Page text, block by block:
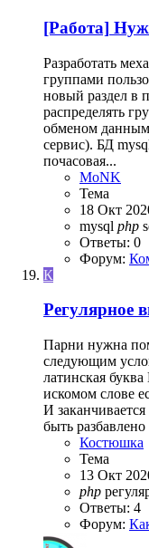
[Работа]
Разработать
группами
новый раздел в
распределять
обменом
сервис). БД
почасовая...
MoNK
Тема
18 Окт
mysql php
Ответы: 0
Форум:
К
Регулярное
Парни нужна
следующим
латинская
искомом слове
И
быть
Костюшка
Тема
13 Окт
php
Ответы: 4
Форум: